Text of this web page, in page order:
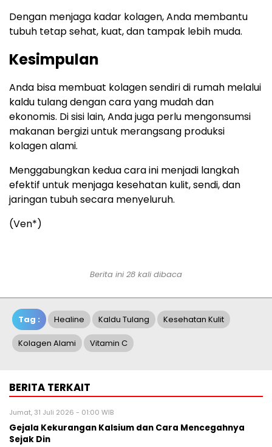
Dengan menjaga kadar kolagen, Anda membantu
tubuh tetap sehat, kuat, dan tampak lebih muda.
Kesimpulan
Anda bisa membuat kolagen sendiri di rumah melalui
kaldu tulang dengan cara yang mudah dan
ekonomis. Di sisi lain, Anda juga perlu mengonsumsi
makanan bergizi untuk merangsang produksi
kolagen alami.
Menggabungkan kedua cara ini menjadi langkah
efektif untuk menjaga kesehatan kulit, sendi, dan
jaringan tubuh secara menyeluruh.
(Ven*)
Berita ini 28 kali dibaca
Tag : Healine Kaldu Tulang Kesehatan Kulit
Kolagen Alami Vitamin C
BERITA TERKAIT
Jumat, 31 Juli 2026 - 01:00 WIB
Gejala Kekurangan Kalsium dan Cara Mencegahnya
Sejak Din